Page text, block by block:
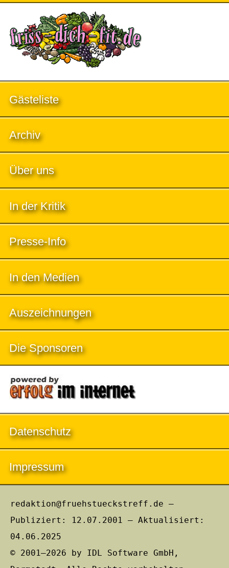
Gästeliste
Archiv
Über uns
In der Kritik
Presse-Info
In den Medien
Auszeichnungen
Die Sponsoren
Datenschutz
Impressum
redaktion@fruehstueckstreff.de –
Publiziert: 12.07.2001 – Aktualisiert:
04.06.2025
© 2001–2026 by IDL Software GmbH,